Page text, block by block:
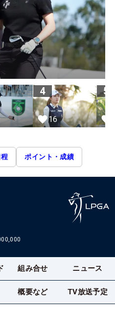
4
16
5
ポイント・成績
組み合せ ニュース
概要など TV放送予定